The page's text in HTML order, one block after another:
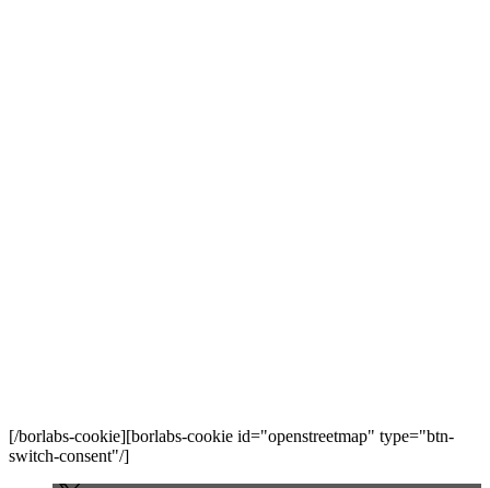
[/borlabs-cookie][borlabs-cookie id="openstreetmap" type="btn-
switch-consent"/]